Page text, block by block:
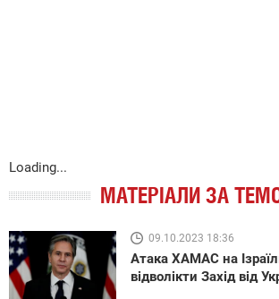
Loading...
МАТЕРІАЛИ ЗА
09.10.2023 18:36
Атака ХАМАС на
відволікти Захід від